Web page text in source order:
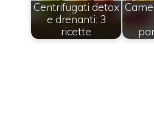
Centrifugati detox
e drenanti: 3
ricette